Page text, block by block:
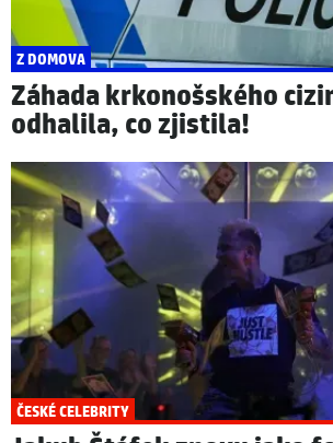
Z DOMOVA
Záhada krkonošského
odhalila, co zjistila!
ČESKÉ CELEBRITY